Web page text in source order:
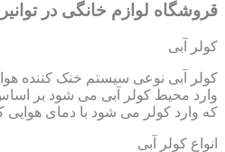
قروشگاه لوازم خانگی در
کولر آبی
کولر آبی نوعی سیستم خنک کننده
وارد محیط کولر آبی می شود بر
که وارد کولر می شود با دمای
انواع کولر آبی